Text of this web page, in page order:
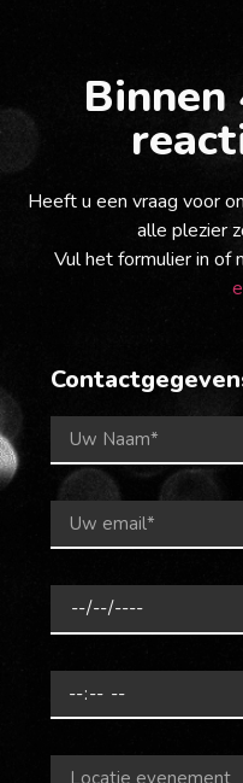
Binnen
Heeft u een vraag voor
alle plezier
Vul het formulier in of